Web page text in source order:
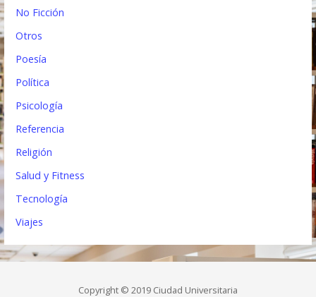
No Ficción
Otros
Poesía
Política
Psicología
Referencia
Religión
Salud y Fitness
Tecnología
Viajes
Copyright © 2019 Ciudad Universitaria